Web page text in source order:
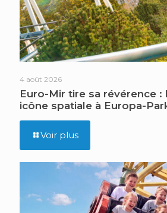
4 août 2026
Euro-Mir tire sa révérence :
icône spatiale à Europa-
Voir plus